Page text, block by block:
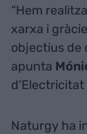
“Hem
xarxa i
objectius de
apunta
Naturgy ha